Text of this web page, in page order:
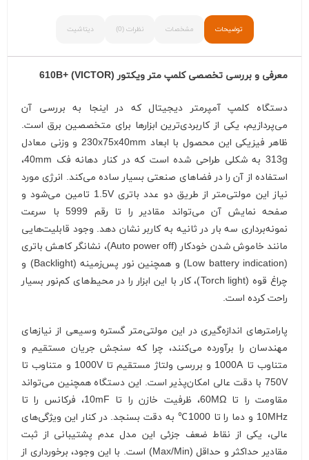
توضیحات مشخصات نظرات (0) دیتاشیت
معرفی و بررسی تخصصی کلمپ متر ویکتور (VICTOR) +610B
دستگاه کلمپ آمپرمتر دیجیتال که در اینجا به بررسی آن
می‌پردازیم، یکی از کاربردی‌ترین ابزارها برای متخصصین برق است.
ظاهر فیزیکی این محصول با ابعاد 230x75x40mm و وزنی معادل
313g به شکلی طراحی شده است که در کنار دهانه فک 40mm،
استفاده از آن را در فضاهای صنعتی بسیار ساده می‌کند. انرژی مورد
نیاز این مولتی‌متر از طریق دو عدد باتری 1.5V تامین می‌شود و
صفحه نمایش آن می‌تواند مقادیر را تا رقم 5999 با سرعت
نمونه‌برداری سه بار در ثانیه به کاربر نشان دهد. وجود قابلیت‌هایی
مانند خاموش شدن خودکار (Auto power off)، نشانگر کاهش باتری
(Low battery indication) و همچنین نور پس‌زمینه (Backlight) و
چراغ قوه (Torch light)، کار با این ابزار را در محیط‌های کم‌نور بسیار
راحت کرده است.
پارامترهای اندازه‌گیری در این مولتی‌متر گستره وسیعی از نیازهای
مهندسان را برآورده می‌کنند، چرا که سنجش جریان مستقیم و
متناوب تا 1000A و بررسی ولتاژ مستقیم تا 1000V و متناوب تا
750V با دقت عالی امکان‌پذیر است. این دستگاه همچنین می‌تواند
مقاومت را تا 60MΩ، ظرفیت خازن را تا 10mF، فرکانس را تا
10MHz و دما را تا 1000℃ به دقت بسنجد. در کنار این ویژگی‌های
عالی، یکی از نقاط ضعف جزئی این مدل عدم پشتیبانی از ثبت
مقادیر حداکثر و حداقل (Max/Min) است. با این وجود، برخورداری از